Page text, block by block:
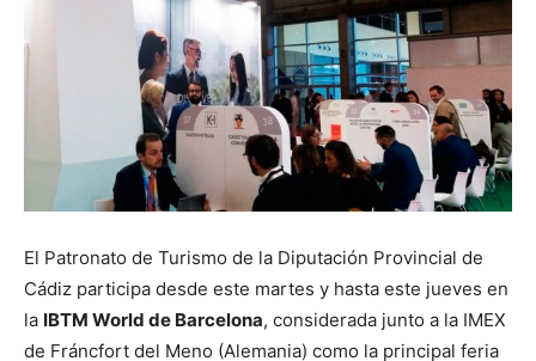
El Patronato de Turismo de la Diputación Provincial de
Cádiz participa desde este martes y hasta este jueves en
la IBTM World de Barcelona, considerada junto a la IMEX
de Fráncfort del Meno (Alemania) como la principal feria